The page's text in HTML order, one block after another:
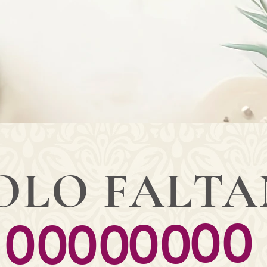
00000000